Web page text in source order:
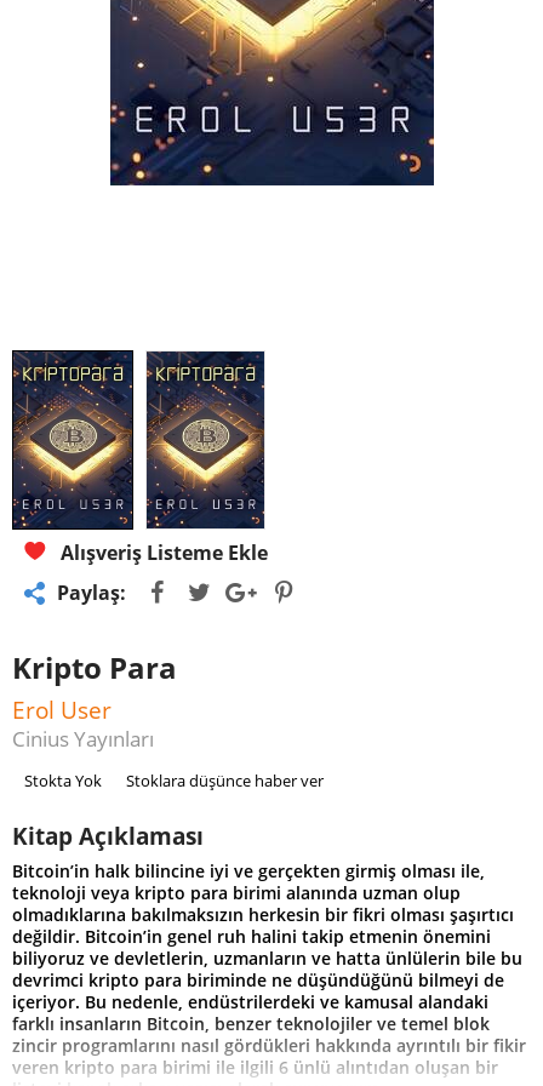
Alışveriş Listeme Ekle
Paylaş:
Kripto Para
Erol User
Cinius Yayınları
Stokta Yok Stoklara düşünce haber ver
Kitap Açıklaması
Bitcoin’in halk bilincine iyi ve gerçekten girmiş olması ile,
teknoloji veya kripto para birimi alanında uzman olup
olmadıklarına bakılmaksızın herkesin bir fikri olması şaşırtıcı
değildir. Bitcoin’in genel ruh halini takip etmenin önemini
biliyoruz ve devletlerin, uzmanların ve hatta ünlülerin bile bu
devrimci kripto para biriminde ne düşündüğünü bilmeyi de
içeriyor. Bu nedenle, endüstrilerdeki ve kamusal alandaki
farklı insanların Bitcoin, benzer teknolojiler ve temel blok
zincir programlarını nasıl gördükleri hakkında ayrıntılı bir fikir
veren kripto para birimi ile ilgili 6 ünlü alıntıdan oluşan bir